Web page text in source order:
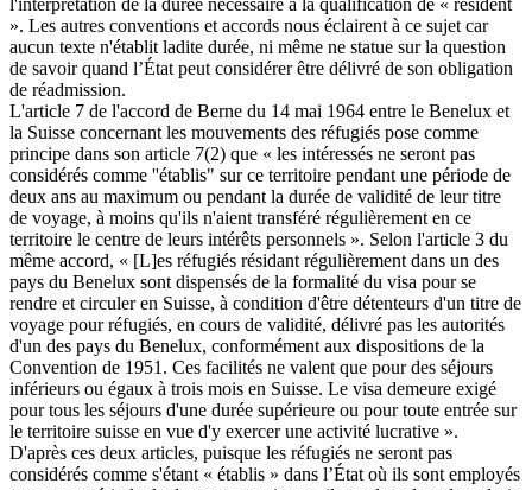
l'interprétation de la durée nécessaire à la qualification de « résident
». Les autres conventions et accords nous éclairent à ce sujet car
aucun texte n'établit ladite durée, ni même ne statue sur la question
de savoir quand l’État peut considérer être délivré de son obligation
de réadmission.
L'article 7 de l'accord de Berne du 14 mai 1964 entre le Benelux et
la Suisse concernant les mouvements des réfugiés pose comme
principe dans son article 7(2) que « les intéressés ne seront pas
considérés comme ''établis" sur ce territoire pendant une période de
deux ans au maximum ou pendant la durée de validité de leur titre
de voyage, à moins qu'ils n'aient transféré régulièrement en ce
territoire le centre de leurs intérêts personnels ». Selon l'article 3 du
même accord, « [L]es réfugiés résidant régulièrement dans un des
pays du Benelux sont dispensés de la formalité du visa pour se
rendre et circuler en Suisse, à condition d'être détenteurs d'un titre de
voyage pour réfugiés, en cours de validité, délivré pas les autorités
d'un des pays du Benelux, conformément aux dispositions de la
Convention de 1951. Ces facilités ne valent que pour des séjours
inférieurs ou égaux à trois mois en Suisse. Le visa demeure exigé
pour tous les séjours d'une durée supérieure ou pour toute entrée sur
le territoire suisse en vue d'y exercer une activité lucrative ».
D'après ces deux articles, puisque les réfugiés ne seront pas
considérés comme s'étant « établis » dans l’État où ils sont employés